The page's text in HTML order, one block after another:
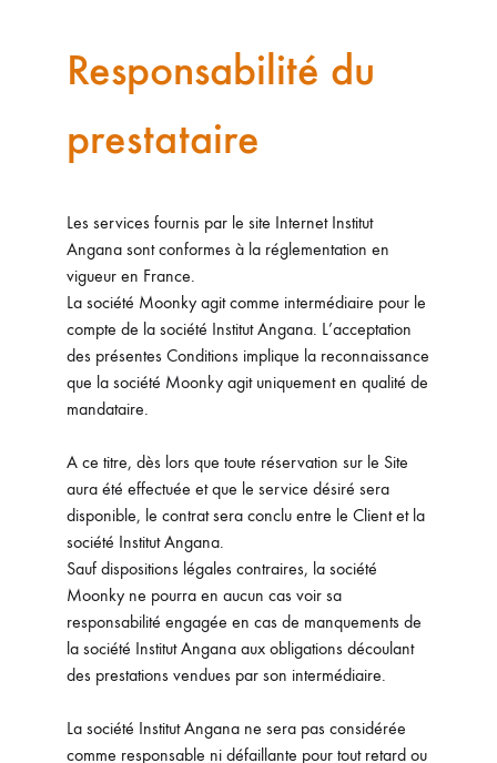
Responsabilité du
prestataire
Les services fournis par le site Internet Institut
Angana sont conformes à la réglementation en
vigueur en France.
La société Moonky agit comme intermédiaire pour le
compte de la société Institut Angana. L’acceptation
des présentes Conditions implique la reconnaissance
que la société Moonky agit uniquement en qualité de
mandataire.
A ce titre, dès lors que toute réservation sur le Site
aura été effectuée et que le service désiré sera
disponible, le contrat sera conclu entre le Client et la
société Institut Angana.
Sauf dispositions légales contraires, la société
Moonky ne pourra en aucun cas voir sa
responsabilité engagée en cas de manquements de
la société Institut Angana aux obligations découlant
des prestations vendues par son intermédiaire.
La société Institut Angana ne sera pas considérée
comme responsable ni défaillante pour tout retard ou